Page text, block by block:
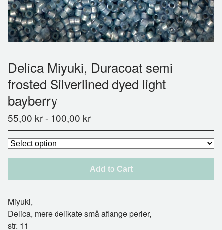
Delica Miyuki, Duracoat semi
frosted Silverlined dyed light
bayberry
55,00 kr- 100,00 kr
Add to Cart
Miyuki,
Delica, mere delikate små aflange perler,
str. 11